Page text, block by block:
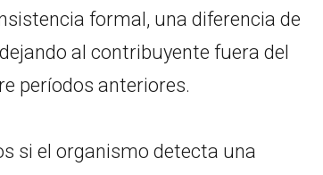
formal, una diferencia de
al contribuyente fuera del
períodos anteriores.
si el organismo detecta una